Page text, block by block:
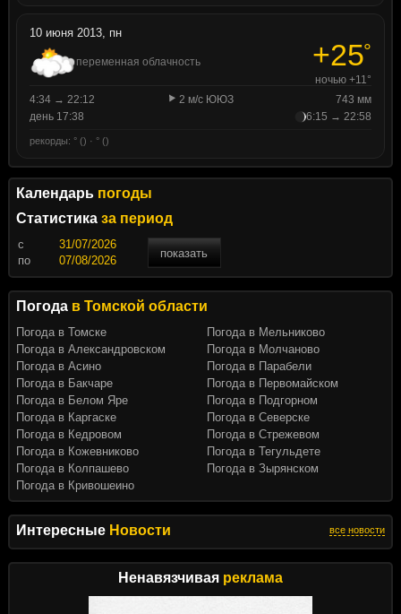
Интересные Новости все новости
Ненавязчивая реклама
10 июня 2013, пн
переменная облачность +25°
ночью +11°
4:34 → 22:12
2 м/с ЮЮЗ
743 мм
день 17:38
6:15 → 22:58
рекорды: ° () · ° ()
Календарь погоды
Статистика за период
c
показать
по
Погода в Томской области
Погода в Томске
Погода в Александровском
Погода в Асино
Погода в Бакчаре
Погода в Белом Яре
Погода в Каргаске
Погода в Кедровом
Погода в Кожевниково
Погода в Колпашево
Погода в Кривошеино
Погода в Мельниково
Погода в Молчаново
Погода в Парабели
Погода в Первомайском
Погода в Подгорном
Погода в Северске
Погода в Стрежевом
Погода в Тегульдете
Погода в Зырянском